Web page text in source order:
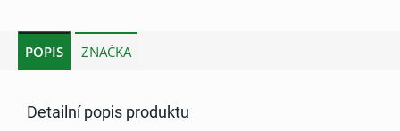
POPIS ZNAČKA
Detailní popis produktu